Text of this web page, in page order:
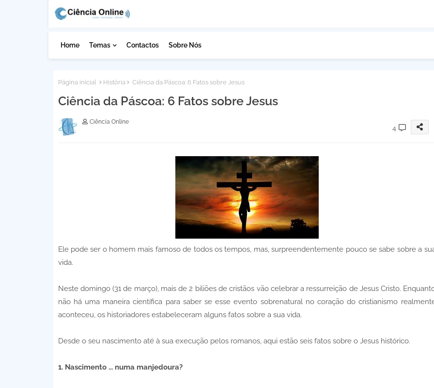
Home Temas Contactos Sobre Nós
Página inicial História Ciência da Páscoa: 6 Fatos sobre Jesus
Ciência da Páscoa: 6 Fatos sobre Jesus
Ciência Online
4
Ele pode ser o homem mais famoso de todos os tempos, mas, surpreendentemente pouco se sabe sobre a
vida.
Neste domingo (31 de março), mais de 2 biliões de cristãos vão celebrar a ressurreição de Jesus Cristo.
não há uma maneira científica para saber se esse evento sobrenatural no coração do cristianismo
aconteceu, os historiadores estabeleceram alguns fatos sobre a sua vida.
Desde o seu nascimento até à sua execução pelos romanos, aqui estão seis fatos sobre o Jesus histórico.
1. Nascimento ... numa manjedoura?